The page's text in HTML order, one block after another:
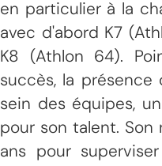
en particulier à la
avec d'abord K7
K8 (Athlon 64).
succès, la présence
sein des équipes,
pour son talent.
ans pour